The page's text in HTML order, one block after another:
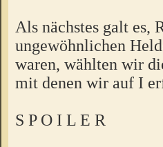
Als nächstes galt es,
ungewöhnlichen
waren, wählten wir
mit denen wir auf I
S P O I L E R